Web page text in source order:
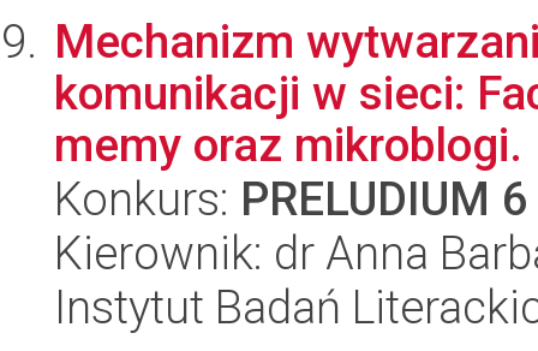
Mechanizm
komunikacji w sieci:
memy oraz mikroblogi.
Konkurs: PRELUDIUM 6
Kierownik: dr Anna
Instytut Badań